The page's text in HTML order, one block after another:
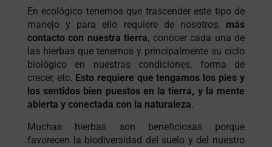
En ecológico tenemos que trascender este tipo de
manejo y para ello requiere de nosotros, más
contacto con nuestra tierra, conocer cada una de
las hierbas que tenemos y principalmente su ciclo
biológico en nuestras condiciones, forma de
crecer, etc. Esto requiere que tengamos los pies y
los sentidos bien puestos en la tierra, y la mente
abierta y conectada con la naturaleza.
Muchas hierbas son beneficiosas porque
favorecen la biodiversidad del suelo y del nuestro